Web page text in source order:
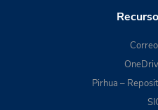
Pirhua –